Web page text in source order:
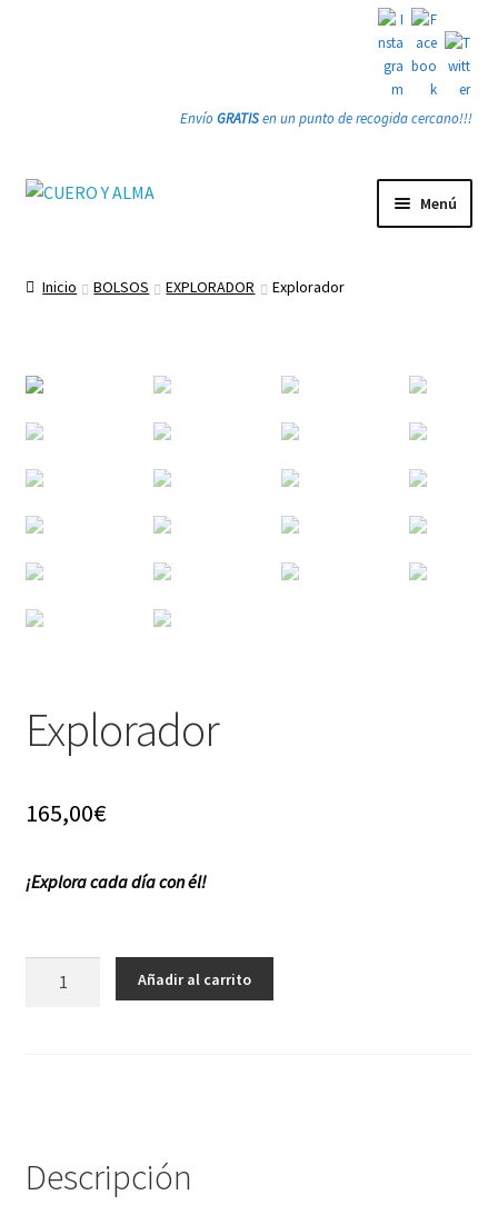
EnvíoGRATISen un punto de recogida cercano!!!
Ir
Ir
Menú
Quienes somos
Gracias
Contacto
Inicio BOLSOS EXPLORADOR Explorador
Explorador
165,00€
¡Explora cada día con él!
Añadir al carrito
Descripción